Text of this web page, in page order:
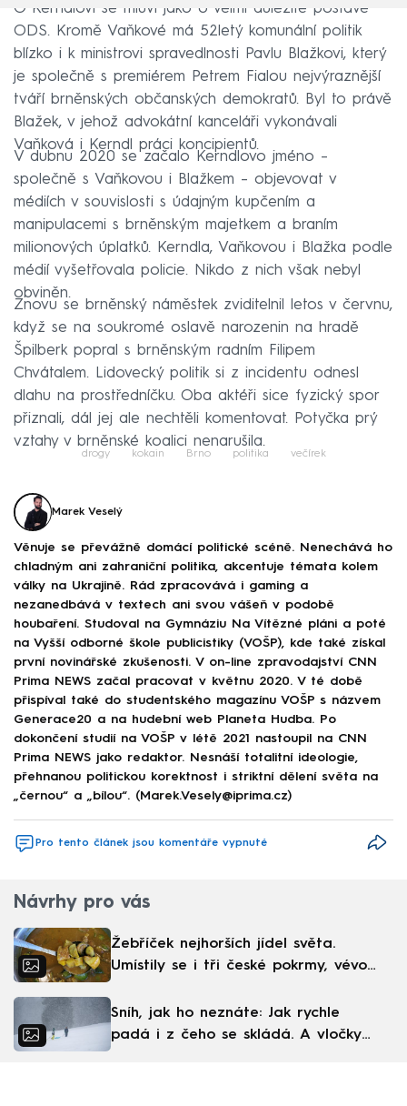
O Kerndlovi se mluví jako o velmi důležité postavě
ODS. Kromě Vaňkové má 52letý komunální politik
blízko i k ministrovi spravedlnosti Pavlu Blažkovi, který
je společně s premiérem Petrem Fialou nejvýraznější
tváří brněnských občanských demokratů. Byl to právě
Blažek, v jehož advokátní kanceláři vykonávali
Vaňková i Kerndl práci koncipientů.
V dubnu 2020 se začalo Kerndlovo jméno –
společně s Vaňkovou i Blažkem – objevovat v
médiích v souvislosti s údajným kupčením a
manipulacemi s brněnským majetkem a braním
milionových úplatků. Kerndla, Vaňkovou i Blažka podle
médií vyšetřovala policie. Nikdo z nich však nebyl
obviněn.
Znovu se brněnský náměstek zviditelnil letos v červnu,
když se na soukromé oslavě narozenin na hradě
Špilberk popral s brněnským radním Filipem
Chvátalem. Lidovecký politik si z incidentu odnesl
dlahu na prostředníčku. Oba aktéři sice fyzický spor
přiznali, dál jej ale nechtěli komentovat. Potyčka prý
vztahy v brněnské koalici nenarušila.
drogy kokain Brno politika večírek
Marek Veselý
Věnuje se převážně domácí politické scéně. Nenechává ho
chladným ani zahraniční politika, akcentuje témata kolem
války na Ukrajině. Rád zpracovává i gaming a
nezanedbává v textech ani svou vášeň v podobě
houbaření. Studoval na Gymnáziu Na Vítězné pláni a poté
na Vyšší odborné škole publicistiky (VOŠP), kde také získal
první novinářské zkušenosti. V on-line zpravodajství CNN
Prima NEWS začal pracovat v květnu 2020. V té době
přispíval také do studentského magazínu VOŠP s názvem
Generace20 a na hudební web Planeta Hudba. Po
dokončení studií na VOŠP v létě 2021 nastoupil na CNN
Prima NEWS jako redaktor. Nesnáší totalitní ideologie,
přehnanou politickou korektnost i striktní dělení světa na
„černou“ a „bílou“. (Marek.Vesely@iprima.cz)
Pro tento článek jsou komentáře vypnuté
Návrhy pro vás
Žebříček nejhorších jídel světa.
Umístily se i tři české pokrmy, vévodí
Sníh, jak ho neznáte: Jak rychle
padá i z čeho se skládá. A vločky